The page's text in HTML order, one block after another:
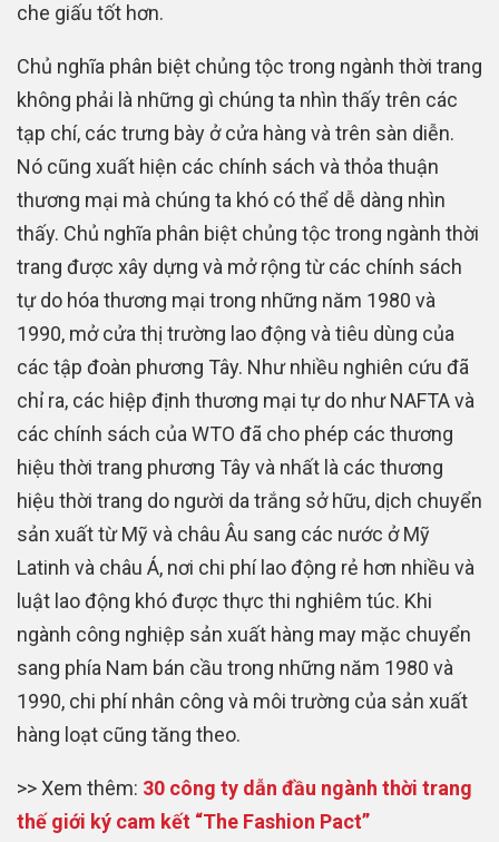
che giấu tốt hơn.
Chủ nghĩa phân biệt chủng tộc trong ngành thời trang
không phải là những gì chúng ta nhìn thấy trên các
tạp chí, các trưng bày ở cửa hàng và trên sàn diễn.
Nó cũng xuất hiện các chính sách và thỏa thuận
thương mại mà chúng ta khó có thể dễ dàng nhìn
thấy. Chủ nghĩa phân biệt chủng tộc trong ngành thời
trang được xây dựng và mở rộng từ các chính sách
tự do hóa thương mại trong những năm 1980 và
1990, mở cửa thị trường lao động và tiêu dùng của
các tập đoàn phương Tây. Như nhiều nghiên cứu đã
chỉ ra, các hiệp định thương mại tự do như NAFTA và
các chính sách của WTO đã cho phép các thương
hiệu thời trang phương Tây và nhất là các thương
hiệu thời trang do người da trắng sở hữu, dịch chuyển
sản xuất từ Mỹ và châu Âu sang các nước ở Mỹ
Latinh và châu Á, nơi chi phí lao động rẻ hơn nhiều và
luật lao động khó được thực thi nghiêm túc. Khi
ngành công nghiệp sản xuất hàng may mặc chuyển
sang phía Nam bán cầu trong những năm 1980 và
1990, chi phí nhân công và môi trường của sản xuất
hàng loạt cũng tăng theo.
>> Xem thêm: 30 công ty dẫn đầu ngành thời trang
thế giới ký cam kết “The Fashion Pact”